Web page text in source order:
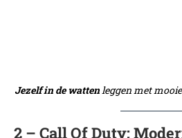
Jezelf in de wattenleggen met
2 – Call Of Duty: